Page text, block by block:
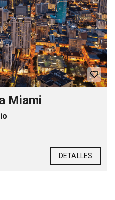
Miami
DETALLES